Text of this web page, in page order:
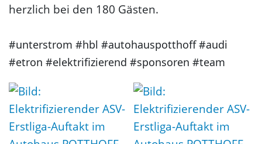
herzlich bei den 180 Gästen.
#unterstrom #hbl #autohauspotthoff #audi
#etron #elektrifizierend #sponsoren #team